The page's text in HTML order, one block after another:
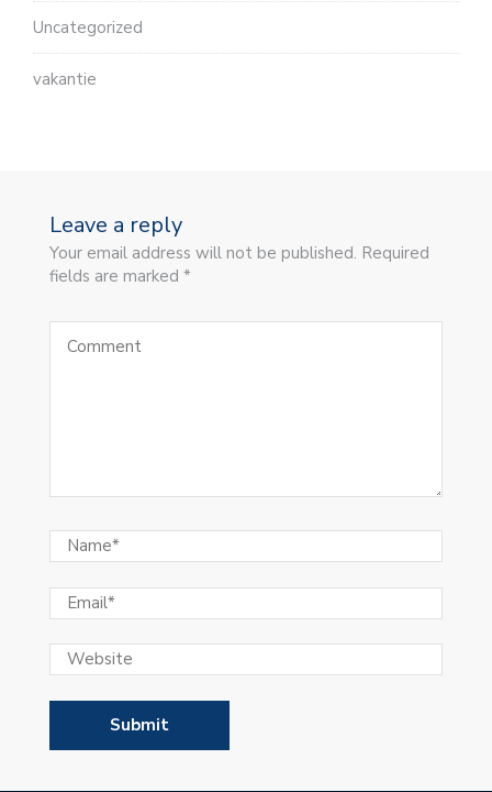
Uncategorized
vakantie
Leave a reply
Your email address will not be published. Required
fields are marked *